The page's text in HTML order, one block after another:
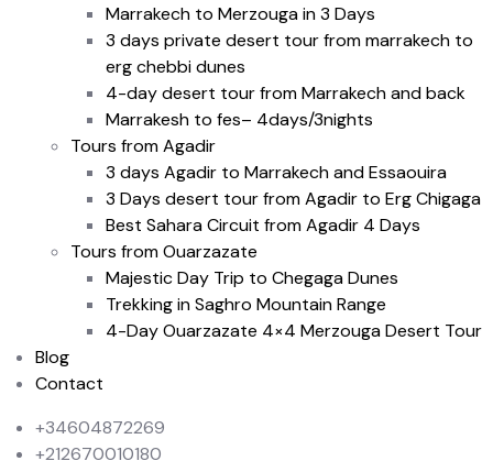
Marrakech to Merzouga in 3 Days
3 days private desert tour from marrakech to
erg chebbi dunes
4-day desert tour from Marrakech and back
Marrakesh to fes– 4days/3nights
Tours from Agadir
3 days Agadir to Marrakech and Essaouira
3 Days desert tour from Agadir to Erg Chigaga
Best Sahara Circuit from Agadir 4 Days
Tours from Ouarzazate
Majestic Day Trip to Chegaga Dunes
Trekking in Saghro Mountain Range
4-Day Ouarzazate 4×4 Merzouga Desert Tour
Blog
Contact
+34604872269
+212670010180